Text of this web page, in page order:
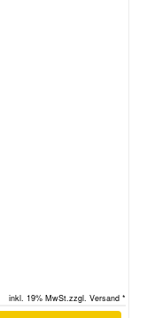
inkl. 19% MwSt.zzgl. Versand *